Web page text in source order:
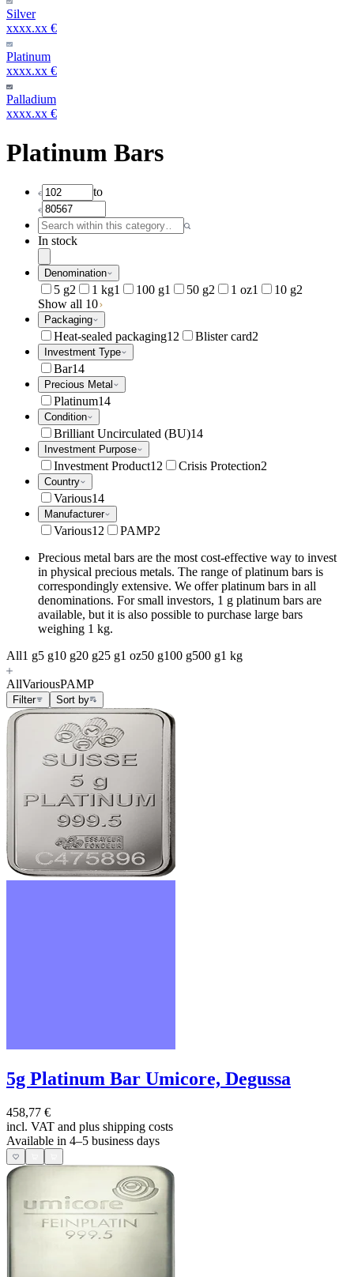
Silver
xxxx.xx €
Platinum
xxxx.xx €
Palladium
xxxx.xx €
Platinum Bars
to
In stock
Denomination
5 g2 1 kg1 100 g1 50 g2 1 oz1 10 g2
Show all 10
Packaging
Heat-sealed packaging12 Blister card2
Investment Type
Bar14
Precious Metal
Platinum14
Condition
Brilliant Uncirculated (BU)14
Investment Purpose
Investment Product12 Crisis Protection2
Country
Various14
Manufacturer
Various12 PAMP2
Precious metal bars are the most cost-effective way to invest
in physical precious metals. The range of platinum bars is
correspondingly extensive. We offer platinum bars in all
denominations. For small investors, 1 g platinum bars are
available, but it is also possible to purchase large bars
weighing 1 kg.
All1 g5 g10 g20 g25 g1 oz50 g100 g500 g1 kg
AllVariousPAMP
Filter Sort by
5g Platinum Bar Umicore, Degussa
458,77 €
incl. VAT and plus shipping costs
Available in 4–5 business days